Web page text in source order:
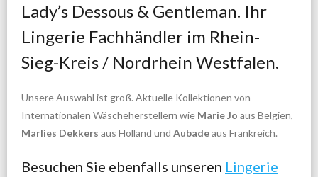
Lady’s Dessous & Gentleman. Ihr
Lingerie Fachhändler im Rhein-
Sieg-Kreis / Nordrhein Westfalen.
Unsere Auswahl ist groß. Aktuelle Kollektionen von
Internationalen Wäscheherstellern wie Marie Jo aus Belgien,
Marlies Dekkers aus Holland und Aubadeaus Frankreich.
Besuchen Sie ebenfalls unseren Lingerie